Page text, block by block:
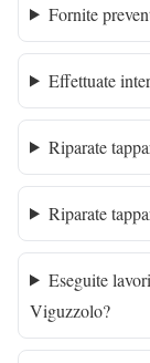
Fornite
Effettuate
Riparate
Riparate
Eseguite
Viguzzolo?